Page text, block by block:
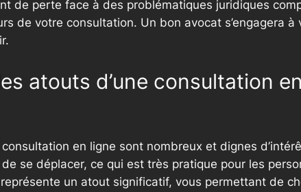
de perte face à des problématiques juridiques
de votre consultation. Un bon avocat s’engagera
atouts d’une consultation
en ligne sont nombreux et dignes
de se déplacer, ce qui est très pratique pour les
un atout significatif, vous permettant de